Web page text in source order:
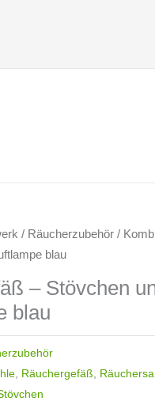
/ Räucherzubehör/
blau
– Stövchen
blau
, Räuchergefäß